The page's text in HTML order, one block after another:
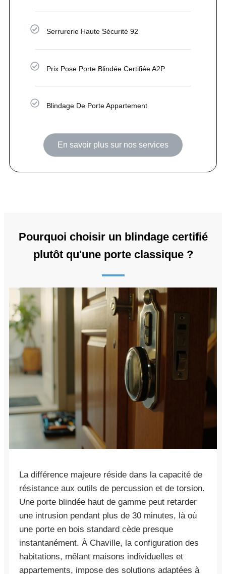
Serrurerie Haute Sécurité 92
Prix Pose Porte Blindée Certifiée A2P
Blindage De Porte Appartement
En savoir plus sur nos services
Pourquoi choisir un blindage certifié
plutôt qu'une porte classique ?
La différence majeure réside dans la capacité de
résistance aux outils de percussion et de torsion.
Une porte blindée haut de gamme peut retarder
une intrusion pendant plus de 30 minutes, là où
une porte en bois standard cède presque
instantanément. À Chaville, la configuration des
habitations, mêlant maisons individuelles et
appartements, impose des solutions adaptées à